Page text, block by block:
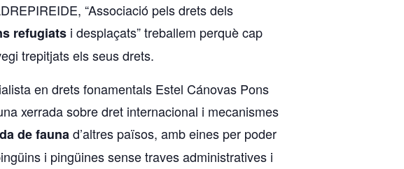
“Associació pels drets dels
refugiats i desplaçats” treballem perquè cap
trepitjats els seus drets.
en drets fonamentals Estel Cánovas Pons
xerrada sobre dret internacional i mecanismes
de faunad’altres països, amb eines per poder
i pingüines sense traves administratives i